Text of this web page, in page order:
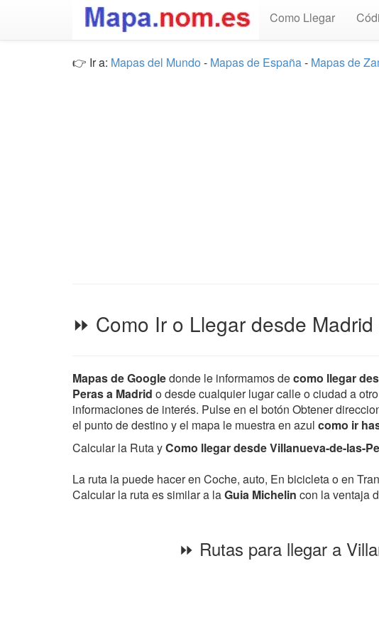
Como Llegar
👉 Ir a: Mapas del Mundo - Mapas de España- Mapas de
⏩ Como Ir o Llegar desde
Mapas de Googledonde le informamos decomo llegar
Peras a Madrid o desde cualquier lugar calle o ciudad a
informaciones de interés. Pulse en el botón Obtener
el punto de destino y el mapa le muestra en azul como ir
Calcular la Ruta yComo llegar desde Villanueva-de-las-
La ruta la puede hacer en Coche, auto, En bicicleta o en
Calcular la ruta es similar a laGuia Michelin con la ventaja
⏩ Rutas para llegar a